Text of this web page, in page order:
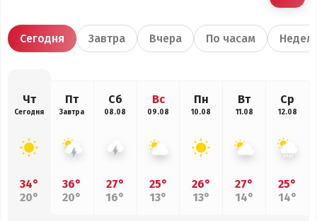
Сегодня Завтра Вчера По часам
Чт
Сегодня
34°
20°
Пт
Завтра
36°
20°
Сб
08.08
27°
16°
Вс
09.08
25°
13°
Пн
10.08
26°
13°
Вт
11.08
27°
14°
Ср
12.08
25°
14°